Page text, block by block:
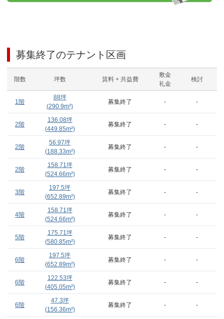
募集終了のテナント区画
階数 坪数 賃料 + 共益費
敷金
礼金
検討
1階
88坪
(290.9m²)
募集終了 - -
2階
136.08坪
(449.85m²)
募集終了 - -
2階
56.97坪
(188.33m²)
募集終了 - -
2階
158.71坪
(524.66m²)
募集終了 - -
3階
197.5坪
(652.89m²)
募集終了 - -
4階
158.71坪
(524.66m²)
募集終了 - -
5階
175.71坪
(580.85m²)
募集終了 - -
6階
197.5坪
(652.89m²)
募集終了 - -
6階
122.53坪
(405.05m²)
募集終了 - -
6階
47.3坪
(156.36m²)
募集終了 - -